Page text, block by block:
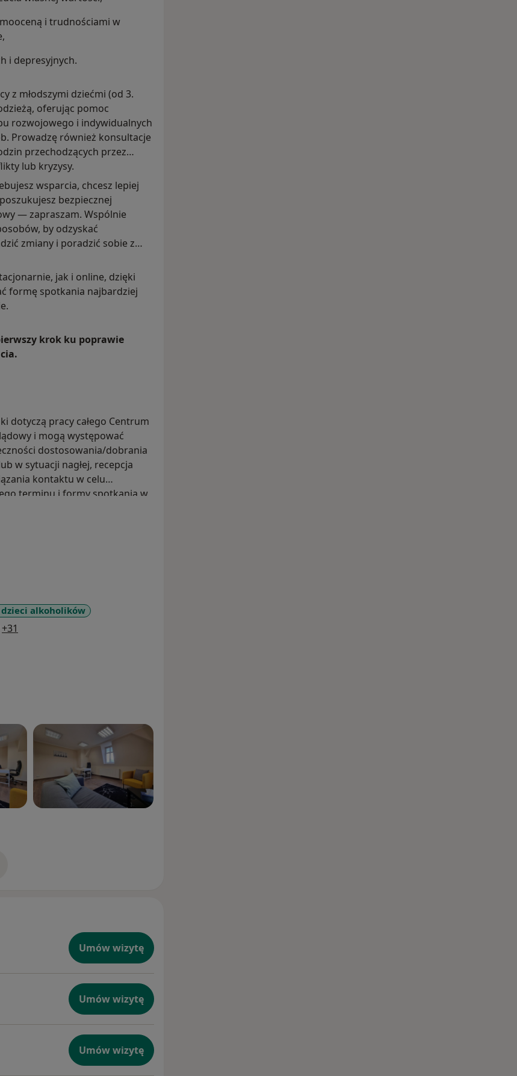
i trudnościami w
i depresyjnych.
z młodszymi dziećmi (od 3.
oferując pomoc
rozwojowego i indywidualnych
Prowadzę również konsultacje
przechodzących przez
lub kryzysy.
wsparcia, chcesz lepiej
bezpiecznej
— zapraszam. Wspólnie
by odzyskać
zmiany i poradzić sobie z
jak i online, dzięki
formę spotkania najbardziej
krok ku poprawie
dotyczą pracy całego Centrum
i mogą występować
dostosowania/dobrania
w sytuacji nagłej, recepcja
kontaktu w celu
terminu i formy spotkania w
czy to stacjonarnie, czy
dzieci alkoholików
+31
Umów wizytę
Umów wizytę
Umów wizytę